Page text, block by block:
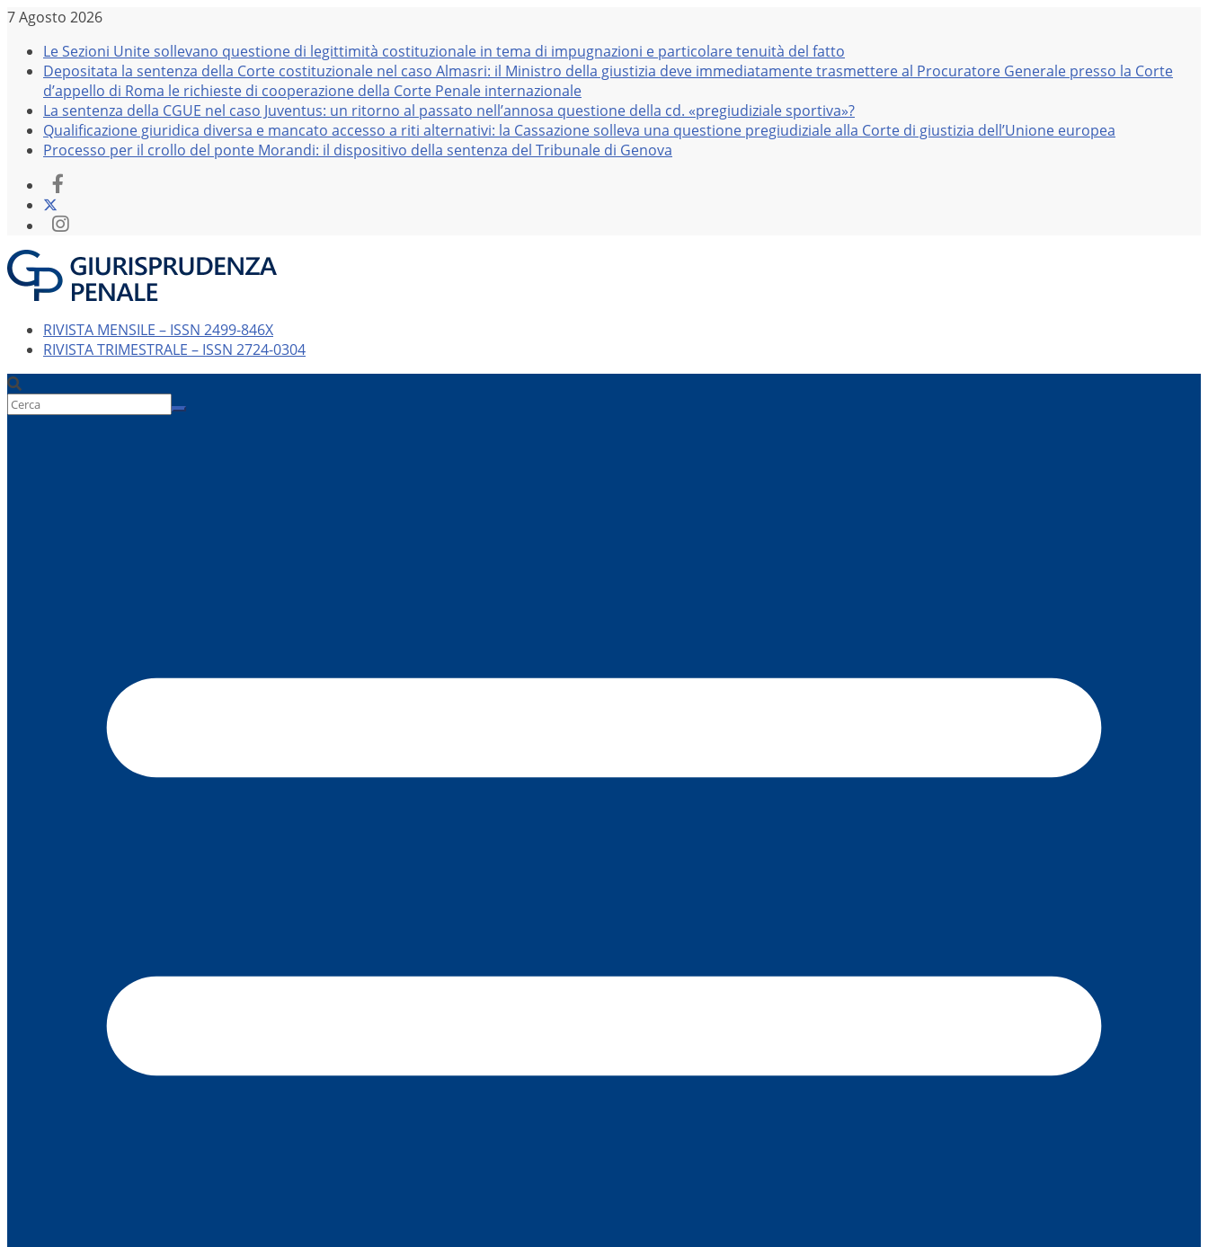
Salta
contenuto
7 Agosto 2026
Le Sezioni Unite sollevano questione di legittimità costituzionale in tema di impugnazioni e particolare tenuità del fatto
Depositata la sentenza della Corte costituzionale nel caso Almasri: il Ministro della giustizia deve immediatamente trasmettere al Procuratore Generale presso la Corte
d’appello di Roma le richieste di cooperazione della Corte Penale internazionale
La sentenza della CGUE nel caso Juventus: un ritorno al passato nell’annosa questione della cd. «pregiudiziale sportiva»?
Qualificazione giuridica diversa e mancato accesso a riti alternativi: la Cassazione solleva una questione pregiudiziale alla Corte di giustizia dell’Unione europea
Processo per il crollo del ponte Morandi: il dispositivo della sentenza del Tribunale di Genova
RIVISTA MENSILE – ISSN 2499-846X
RIVISTA TRIMESTRALE – ISSN 2724-0304